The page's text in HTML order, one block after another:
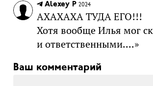
Alexey P 2024
АХАХАХА ТУДА ЕГО!!!
Хотя вообще Илья мог
и ответственными....»
Ваш комментарий